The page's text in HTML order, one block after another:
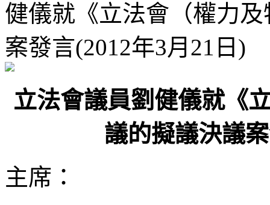
健儀就《立法會（權力
案發言(2012年3月21日)
立法會議員劉健儀就《
議的擬議決議
主席：